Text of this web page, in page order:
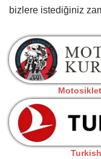
bizlere istediğiniz